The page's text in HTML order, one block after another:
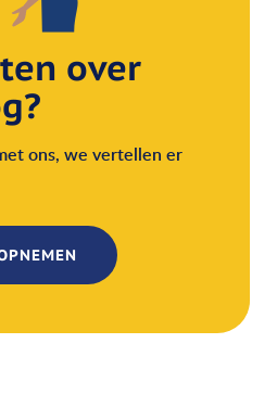
over
ons, we vertellen er